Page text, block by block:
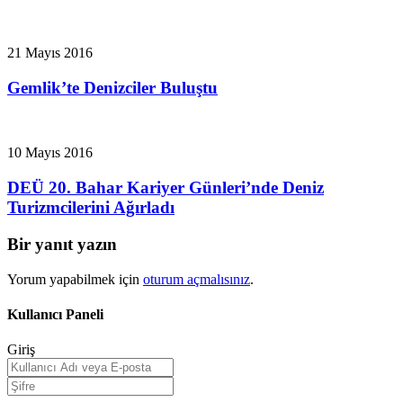
21 Mayıs 2016
Gemlik’te Denizciler Buluştu
10 Mayıs 2016
DEÜ 20. Bahar Kariyer Günleri’nde Deniz
Turizmcilerini Ağırladı
Bir yanıt yazın
Yorum yapabilmek için oturum açmalısınız.
Kullanıcı Paneli
Giriş